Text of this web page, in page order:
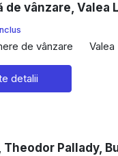
de vânzare, Valea
de vânzare Valea
detalii
Theodor Pallady,